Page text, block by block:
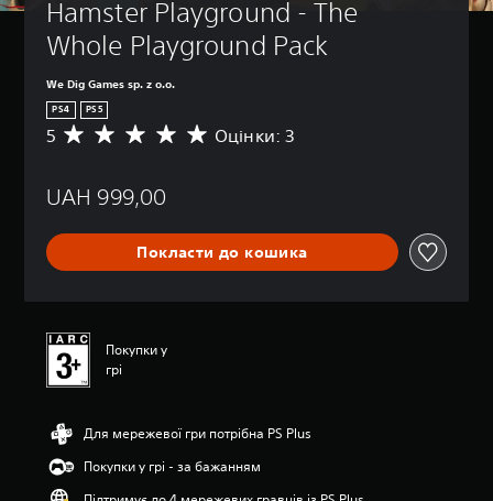
Hamster Playground - The
Whole Playground Pack
We Dig Games sp. z o.o.
PS4 PS5
С
е
н
я
н
:
з
’
я
5 Оцінки: 3
UAH 999,00
Покласти до кошика
Покупки у
грі
Для мережевої гри потрібна PS Plus
Покупки у грі - за бажанням